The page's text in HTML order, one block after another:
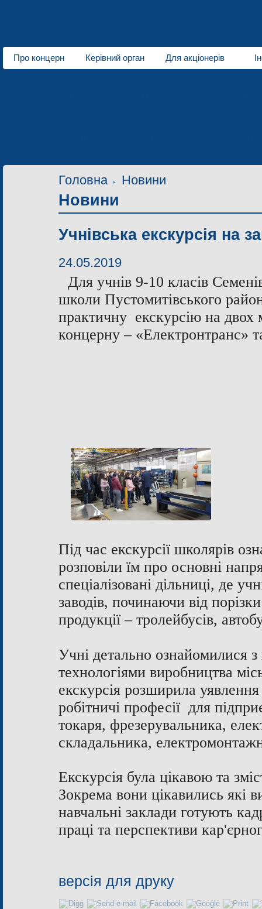
Про концерн Керівний орган Для акціонерів
Головна Новини
Новини
Учнівська екскурсія на
24.05.2019
Для учнів 9-10 класів
школи Пустомитівського
практичну екскурсію на двох
концерну – «Електронтранс»
Під час екскурсії школярів
розповіли їм про основні
спеціалізовані дільниці, де
заводів, починаючи від
продукції – тролейбусів,
Учні детально ознайомилися
технологіями виробництва
екскурсія розширила
робітничі професії для
токаря, фрезерувальника,
складальника,
Екскурсія була цікавою та
Зокрема вони цікавились які
навчальні заклади готують
праці та перспективи
версія для друку